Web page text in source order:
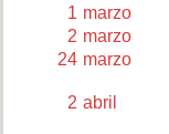
1 marzo
2 marzo
24 marzo
2 abril